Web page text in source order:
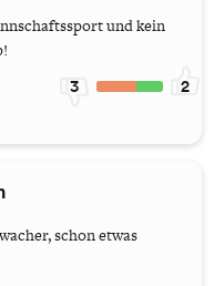
und kein
3 2
schon etwas